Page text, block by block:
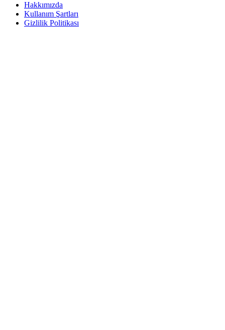
Hakkımızda
Kullanım Şartları
Gizlilik Politikası